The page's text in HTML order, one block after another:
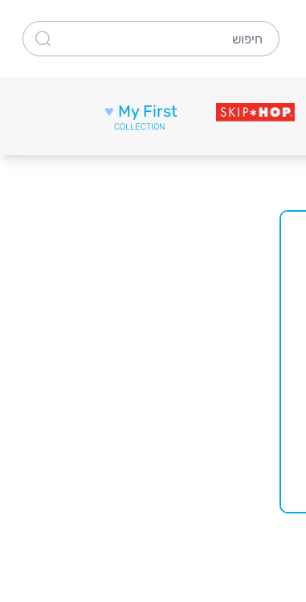
חיפוש
My First
♥
COLLECTION